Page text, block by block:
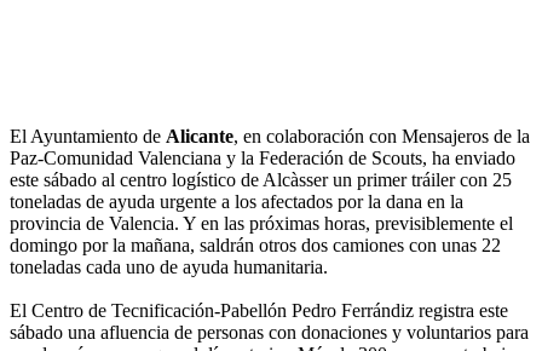
El Ayuntamiento de Alicante, en colaboración con Mensajeros de la
Paz-Comunidad Valenciana y la Federación de Scouts, ha enviado
este sábado al centro logístico de Alcàsser un primer tráiler con 25
toneladas de ayuda urgente a los afectados por la dana en la
provincia de Valencia. Y en las próximas horas, previsiblemente el
domingo por la mañana, saldrán otros dos camiones con unas 22
toneladas cada uno de ayuda humanitaria.
El Centro de Tecnificación-Pabellón Pedro Ferrándiz registra este
sábado una afluencia de personas con donaciones y voluntarios para